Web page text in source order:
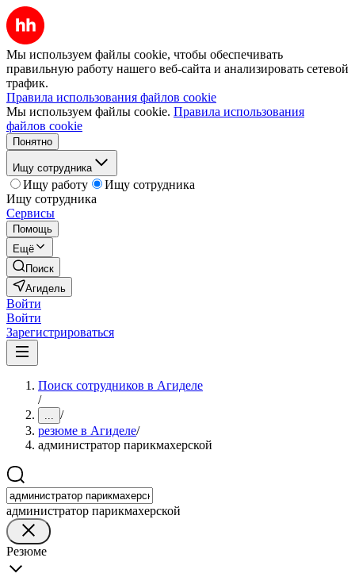
Мы используем файлы cookie, чтобы обеспечивать
правильную работу нашего веб-сайта и анализировать сетевой
трафик.
Правила использования файлов cookie
Мы используем файлы cookie. Правила использования
файлов cookie
Понятно
Ищу сотрудника
Ищу работу
Ищу сотрудника
Ищу сотрудника
Сервисы
Помощь
Ещё
Поиск
Агидель
Войти
Войти
Зарегистрироваться
Поиск сотрудников в Агиделе
/
... /
резюме в Агиделе/
администратор парикмахерской
администратор парикмахерской
Резюме